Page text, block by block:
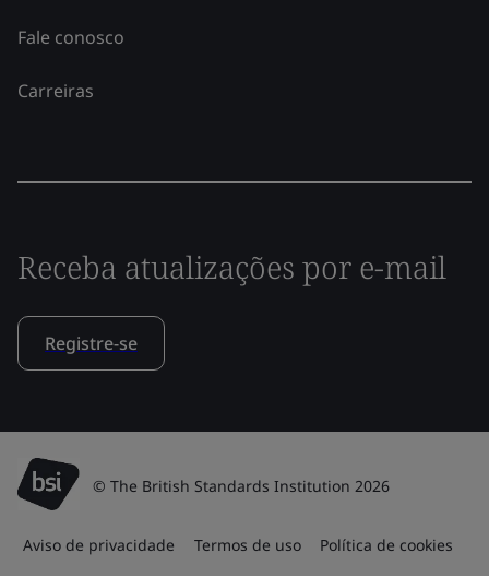
Fale conosco
Carreiras
Receba atualizações por e-mail
Registre-se
© The British Standards Institution 2026
Aviso de privacidade Termos de uso Política de cookies